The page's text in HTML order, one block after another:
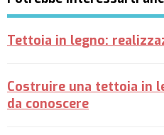
Tettoia in legno:
Costruire una tettoia in
da conoscere